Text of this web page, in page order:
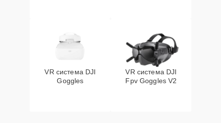
VR система DJI
Goggles
VR система DJI
Fpv Goggles V2